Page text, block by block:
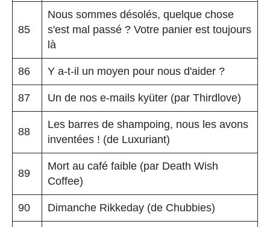
85
Nous sommes désolés, quelque chose
s'est mal passé ? Votre panier est toujours
là
86 Y a-t-il un moyen pour nous d'aider ?
87 Un de nos e-mails kyüter (par Thirdlove)
88
Les barres de shampoing, nous les avons
inventées ! (de Luxuriant)
89
Mort au café faible (par Death Wish
Coffee)
90 Dimanche Rikkeday (de Chubbies)